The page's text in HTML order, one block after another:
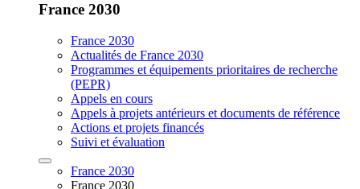
France 2030
France 2030
Actualités de France 2030
Programmes et équipements prioritaires de recherche
(PEPR)
Appels en cours
Appels à projets antérieurs et documents de référence
Actions et projets financés
Suivi et évaluation
France 2030
France 2030